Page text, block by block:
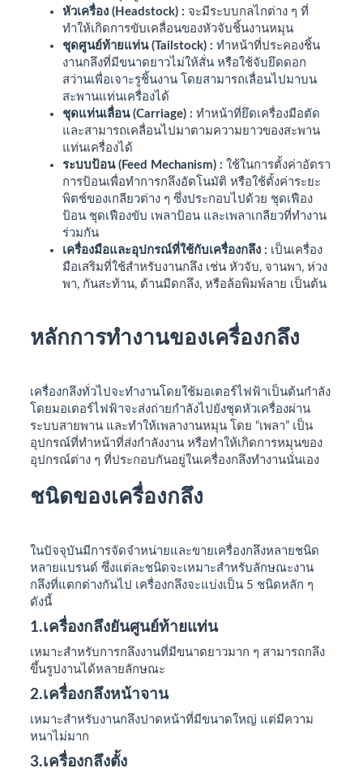
หัวเครื่อง (Headstock) : จะมีระบบกลไกต่าง ๆ ที่
ทำให้เกิดการขับเคลื่อนของหัวจับชิ้นงานหมุน
ชุดศูนย์ท้ายแท่น (Tailstock) : ทำหน้าที่ประคองชิ้น
งานกลึงที่มีขนาดยาวไม่ให้สั่น หรือใช้จับยึดดอก
สว่านเพื่อเจาะรูชิ้นงาน โดยสามารถเลื่อนไปมาบน
สะพานแท่นเครื่องได้
ชุดแท่นเลื่อน (Carriage) :ทำหน้าที่ยึดเครื่องมือตัด
และสามารถเคลื่อนไปมาตามความยาวของสะพาน
แท่นเครื่องได้
ระบบป้อน (Feed Mechanism) : ใช้ในการตั้งค่าอัตรา
การป้อนเพื่อทำการกลึงอัตโนมัติ หรือใช้ตั้งค่าระยะ
พิตช์ของเกลียวต่าง ๆ ซึ่งประกอบไปด้วย ชุดเฟือง
ป้อน ชุดเฟืองขับ เพลาป้อน และเพลาเกลียวที่ทำงาน
ร่วมกัน
เครื่องมือและอุปกรณ์ที่ใช้กับเครื่องกลึง : เป็นเครื่อง
มือเสริมที่ใช้สำหรับงานกลึง เช่น หัวจับ, จานพา, ห่วง
พา, กันสะท้าน, ด้านมีดกลึง, หรือล้อพิมพ์ลาย เป็นต้น
หลักการทำงานของเครื่องกลึง
เครื่องกลึงทั่วไปจะทำงานโดยใช้มอเตอร์ไฟฟ้าเป็นต้นกำลัง
โดยมอเตอร์ไฟฟ้าจะส่งถ่ายกำลังไปยังชุดหัวเครื่องผ่าน
ระบบสายพาน และทำให้เพลางานหมุน โดย “เพลา” เป็น
อุปกรณ์ที่ทำหน้าที่ส่งกำลังงาน หรือทำให้เกิดการหมุนของ
อุปกรณ์ต่าง ๆ ที่ประกอบกันอยู่ในเครื่องกลึงทำงานนั่นเอง
ชนิดของเครื่องกลึง
ในปัจจุบันมีการจัดจำหน่ายและขายเครื่องกลึงหลายชนิด
หลายแบรนด์ ซึ่งแต่ละชนิดจะเหมาะสำหรับลักษณะงาน
กลึงที่แตกต่างกันไป เครื่องกลึงจะแบ่งเป็น 5 ชนิดหลัก ๆ
ดังนี้
1.เครื่องกลึงยันศูนย์ท้ายแท่น
เหมาะสำหรับการกลึงงานที่มีขนาดยาวมาก ๆ สามารถกลึง
ขึ้นรูปงานได้หลายลักษณะ
2.เครื่องกลึงหน้าจาน
เหมาะสำหรับงานกลึงปาดหน้าที่มีขนาดใหญ่ แต่มีความ
หนาไม่มาก
3.เครื่องกลึงตั้ง